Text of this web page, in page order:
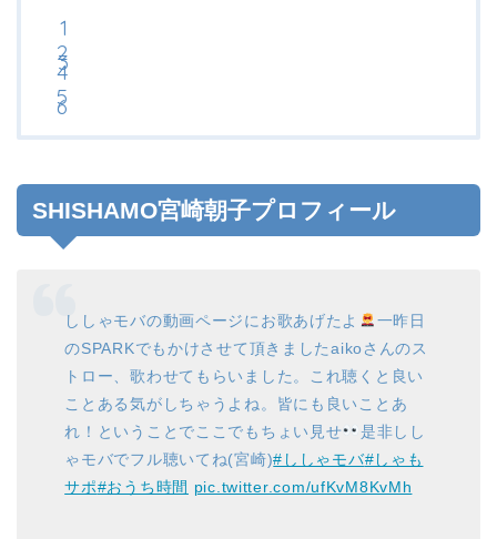
SHISHAMO宮崎朝子プロフィール
ししゃモバの動画ページにお歌あげたよ
一昨日
のSPARKでもかけさせて頂きましたaikoさんのス
トロー、歌わせてもらいました。これ聴くと良い
ことある気がしちゃうよね。皆にも良いことあ
れ！ということでここでもちょい見せ
是非しし
ゃモバでフル聴いてね(宮崎)#ししゃモバ#しゃも
サポ#おうち時間 pic.twitter.com/ufKvM8KvMh